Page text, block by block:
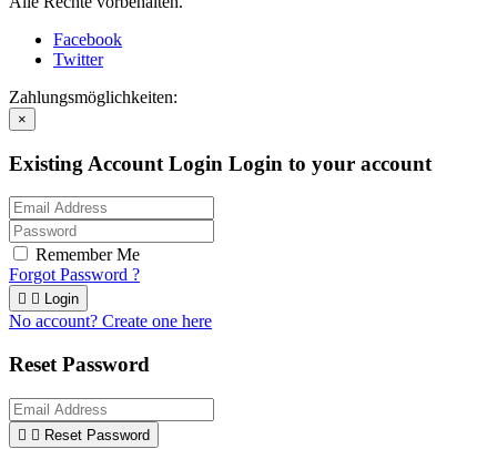
Facebook
Twitter
Zahlungsmöglichkeiten:
×
Existing Account Login Login to your account
Remember Me
Forgot Password ?
  Login
No account? Create one here
Reset Password
  Reset Password